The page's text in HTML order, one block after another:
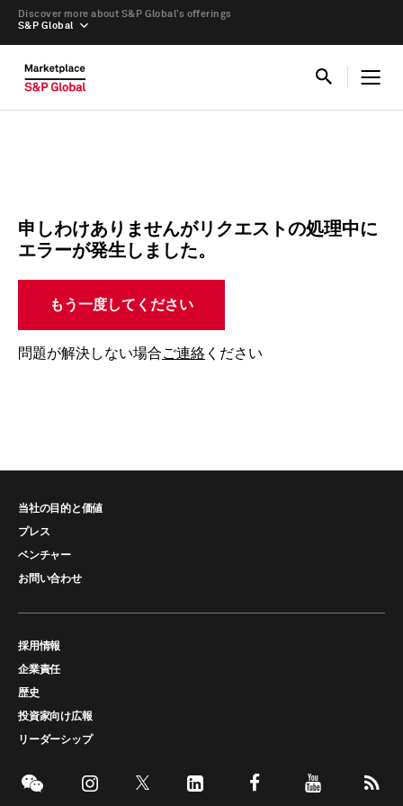
S&P Global
Discover more about S&P Global’s offerings
申しわけありませんがリクエストの処理中に
エラーが発生しました。
もう一度してください
問題が解決しない場合ご連絡 ください
当社の目的と価値
プレス
ベンチャー
お問い合わせ
採用情報
企業責任
歴史
投資家向け広報
リーダーシップ